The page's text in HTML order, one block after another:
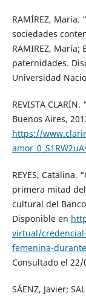
RAMÍREZ,
sociedades
RAMIREZ, María;
paternidades.
Universidad
REVISTA
Buenos Aires,
https://
REYES,
primera mitad del
cultural del
Disponible en
virtual/
femenina-
Consultado el 22/
SÁENZ, Javier;